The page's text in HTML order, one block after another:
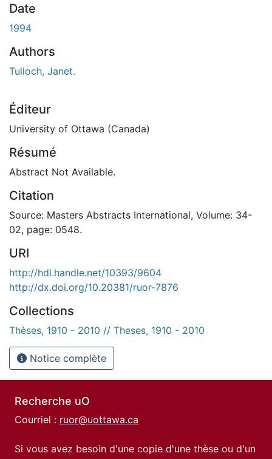
Date
1994
Authors
Tulloch, Janet.
Éditeur
University of Ottawa (Canada)
Résumé
Abstract Not Available.
Citation
Source: Masters Abstracts International, Volume: 34-
02, page: 0548.
URI
http://hdl.handle.net/10393/9604
http://dx.doi.org/10.20381/ruor-7876
Collections
Thèses, 1910 - 2010 // Theses, 1910 - 2010
Notice complète
Recherche uO
Courriel : ruor@uottawa.ca
Si vous avez besoin d'une copie d'une thèse ou d'un